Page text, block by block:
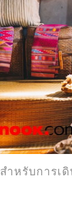
สำหรับการเ